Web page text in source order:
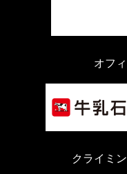
オフ
クライミ